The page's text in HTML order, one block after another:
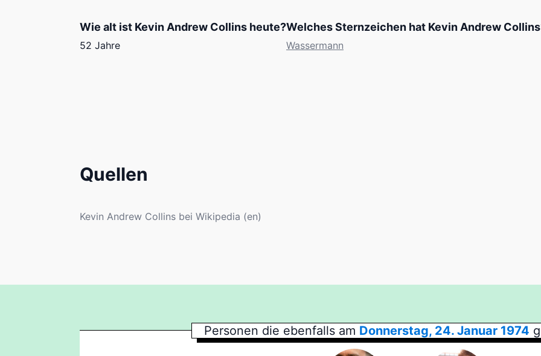
Wie alt ist Kevin Andrew Collins heute?
52 Jahre
Welches Sternzeichen hat Kevin Andrew
Wassermann
Quellen
Kevin Andrew Collins bei Wikipedia (en)
Personen die ebenfalls am Donnerstag, 24. Januar 1974